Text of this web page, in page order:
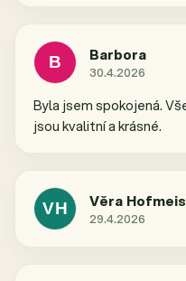
B Barbora
Hodnocení
30.4.2026
Byla jsem spokojená.
jsou kvalitní a krásné.
VH Věra
Hodnocení
29.4.2026